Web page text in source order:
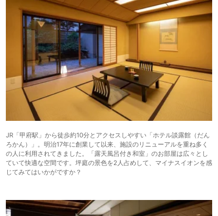
JR「甲府駅」から徒歩約10分とアクセスしやすい「ホテル談露館（だん
ろかん）」。明治17年に創業して以来、施設のリニューアルを重ね多く
の人に利用されてきました。「露天風呂付き和室」のお部屋は広々とし
ていて快適な空間です。坪庭の景色を2人占めして、マイナスイオンを感
じてみてはいかがですか？